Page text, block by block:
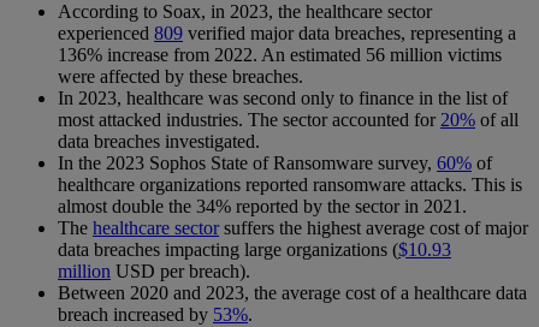
According to Soax, in 2023, the healthcare sector
experienced 809 verified major data breaches, representing a
136% increase from 2022. An estimated 56 million victims
were affected by these breaches.
In 2023, healthcare was second only to finance in the list of
most attacked industries. The sector accounted for 20% of all
data breaches investigated.
In the 2023 Sophos State of Ransomware survey, 60% of
healthcare organizations reported ransomware attacks. This is
almost double the 34% reported by the sector in 2021.
The healthcare sectorsuffers the highest average cost of major
data breaches impacting large organizations ($10.93
million USD per breach).
Between 2020 and 2023, the average cost of a healthcare data
breach increased by 53%.